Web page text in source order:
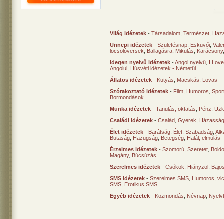
Világ idézetek - Társadalom Természet
Ünnepi idézetek - Születésnap Esküvői
locsolóversek
Ballagásra Mikulás Karácsony
Idegen nyelvű idézetek -Angol nyelvű I
Angolul Húsvéti idézetek - Németül
Állatos idézetek - Kutyás Macskás
Lovas
Szórakoztató idézetek - Film Humoros
Bormondások
Munka idézetek - Tanulás, oktatás Pénz
Családi idézetek - Család Gyerek
Élet idézetek - Barátság Élet Szabadság
Butaság Hazugság Betegség Halál, elmúlás
Érzelmes idézetek - Szomorú Szeretet
Magány, Búcsúzás
Szerelmes idézetek - Csókok Hiányzol
SMS idézetek - Szerelmes SMS Humoros,
SMS Erotikus SMS
Egyéb idézetek - Közmondás Névnap